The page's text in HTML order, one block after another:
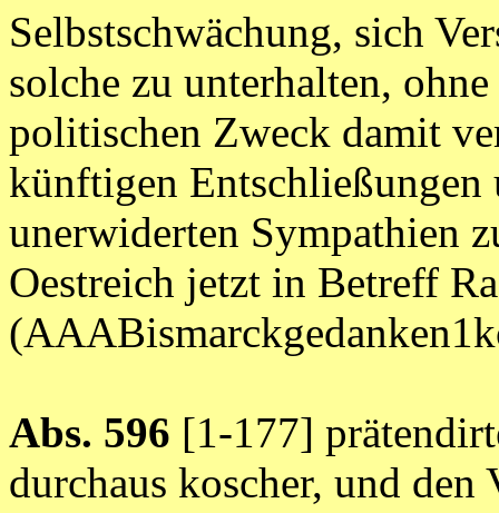
Selbstschwächung, sich
solche zu unterhalten,
politischen Zweck damit
künftigen Entschließungen
unerwiderten Sympathien
Oestreich jetzt in Betreff
Abs. 596 [1-177]
durchaus koscher, und den